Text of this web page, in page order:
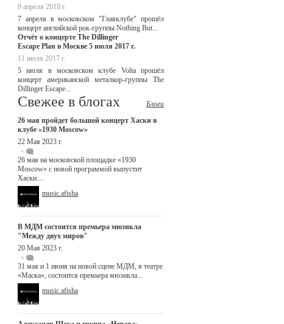
9 апреля 2018 г.
7 апреля в московском "Главклубе" прошёл
концерт английской рок-группы Nothing But...
Отчёт о концерте The Dillinger
Escape Plan в Москве 5 июля 2017 г.
11 июля 2017 г.
5 июля в московском клубе Volta прошёл
концерт американской металкор-группы The
Dillinger Escape...
Свежее в блогах
Блоги
26 мая пройдет большой концерт Хаски в
клубе «1930 Moscow»
22 Мая 2023 г.
26 мая на московской площадке «1930
Moscow» с новой программой выпустит
Хаски....
music.afisha
В МДМ состоится премьера мюзикла
"Между двух миров"
20 Мая 2023 г.
31 мая и 1 июня на новой сцене МДМ, в театре
«Маска», состоится премьера мюзикла...
music.afisha